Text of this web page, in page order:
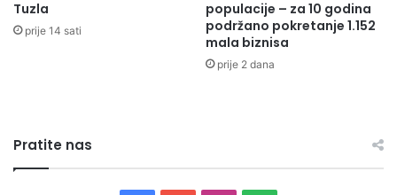
Tuzla
prije 14 sati
populacije – za 10 godina
podržano pokretanje 1.152
mala biznisa
prije 2 dana
Pratite nas